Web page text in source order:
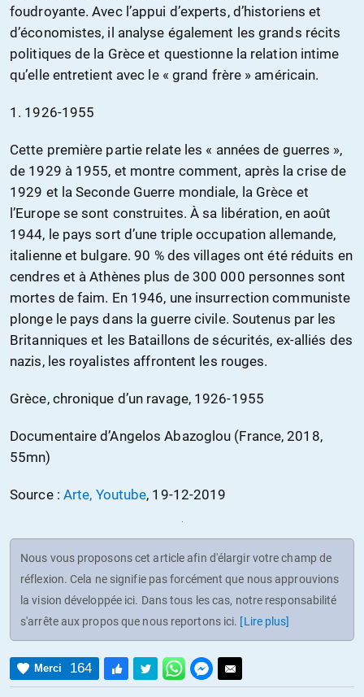
foudroyante. Avec l’appui d’experts, d’historiens et
d’économistes, il analyse également les grands récits
politiques de la Grèce et questionne la relation intime
qu’elle entretient avec le « grand frère » américain.
1. 1926-1955
Cette première partie relate les « années de guerres »,
de 1929 à 1955, et montre comment, après la crise de
1929 et la Seconde Guerre mondiale, la Grèce et
l’Europe se sont construites. À sa libération, en août
1944, le pays sort d’une triple occupation allemande,
italienne et bulgare. 90 % des villages ont été réduits en
cendres et à Athènes plus de 300 000 personnes sont
mortes de faim. En 1946, une insurrection communiste
plonge le pays dans la guerre civile. Soutenus par les
Britanniques et les Bataillons de sécurités, ex-alliés des
nazis, les royalistes affrontent les rouges.
Grèce, chronique d’un ravage, 1926-1955
Documentaire d’Angelos Abazoglou (France, 2018,
55mn)
Source : Arte, Youtube, 19-12-2019
Nous vous proposons cet article afin d'élargir votre champ de
réflexion. Cela ne signifie pas forcément que nous approuvions
la vision développée ici. Dans tous les cas, notre responsabilité
s'arrête aux propos que nous reportons ici. [Lire plus]
Merci 164